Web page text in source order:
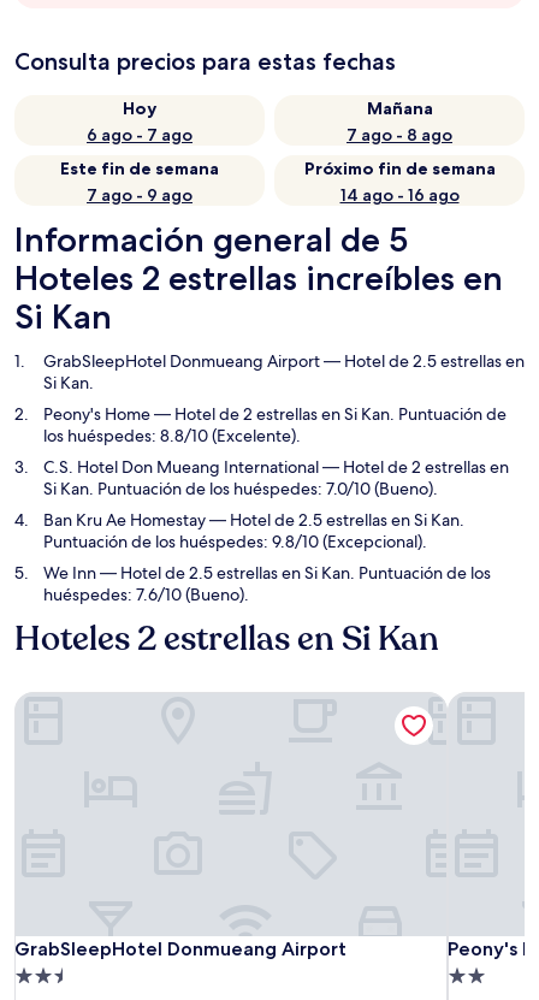
Consulta precios para estas fechas
Hoy
6 ago - 7 ago
Mañana
7 ago - 8 ago
Este fin de semana
7 ago - 9 ago
Próximo fin de semana
14 ago - 16 ago
Información general de 5
Hoteles 2 estrellas increíbles en
Si Kan
GrabSleepHotel Donmueang Airport— Hotel de 2.5 estrellas en
Si Kan.
Peony's Home— Hotel de 2 estrellas en Si Kan. Puntuación de
los huéspedes: 8.8/10 (Excelente).
C.S. Hotel Don Mueang International— Hotel de 2 estrellas en
Si Kan. Puntuación de los huéspedes: 7.0/10 (Bueno).
Ban Kru Ae Homestay— Hotel de 2.5 estrellas en Si Kan.
Puntuación de los huéspedes: 9.8/10 (Excepcional).
We Inn— Hotel de 2.5 estrellas en Si Kan. Puntuación de los
huéspedes: 7.6/10 (Bueno).
Hoteles 2 estrellas en Si Kan
GrabSleepHotel Donmueang Airport
GrabSleepHotel Donmueang Airport
Propiedad
GrabSleepHotel Donmueang Airport
Peony's
Peony's
Propiedad
Peony's